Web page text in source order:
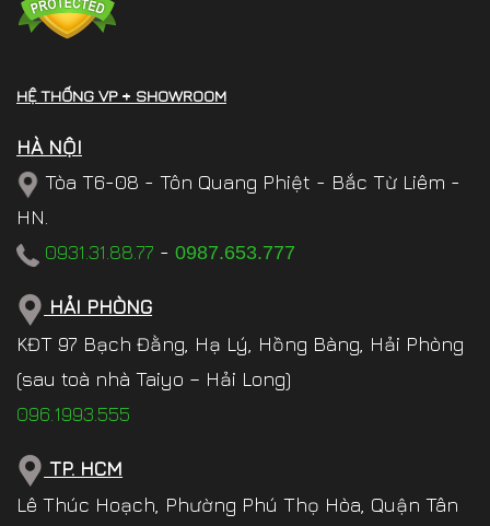
HỆ THỐNG VP + SHOWROOM
HÀ NỘI
Tòa T6-08 - Tôn Quang Phiệt - Bắc Từ Liêm -
HN.
0931.31.88.77 - 0987.653.777
HẢI PHÒNG
KĐT 97 Bạch Đằng, Hạ Lý, Hồng Bàng, Hải Phòng
(sau toà nhà Taiyo – Hải Long)
096.1993.555
TP. HCM
Lê Thúc Hoạch, Phường Phú Thọ Hòa, Quận Tân